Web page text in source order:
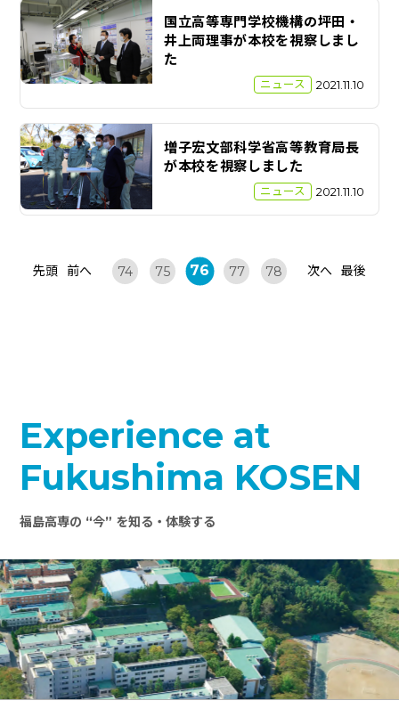
国立高等専門学校機構の坪田・
井上両理事が本校を視察しまし
た
ニュース 2021.11.10
増子宏文部科学省高等教育局長
が本校を視察しました
ニュース 2021.11.10
先頭 前へ 74 75 76 77 78 次へ 最後
Experience at
Fukushima KOSEN
福島高専の “今” を知る・体験する